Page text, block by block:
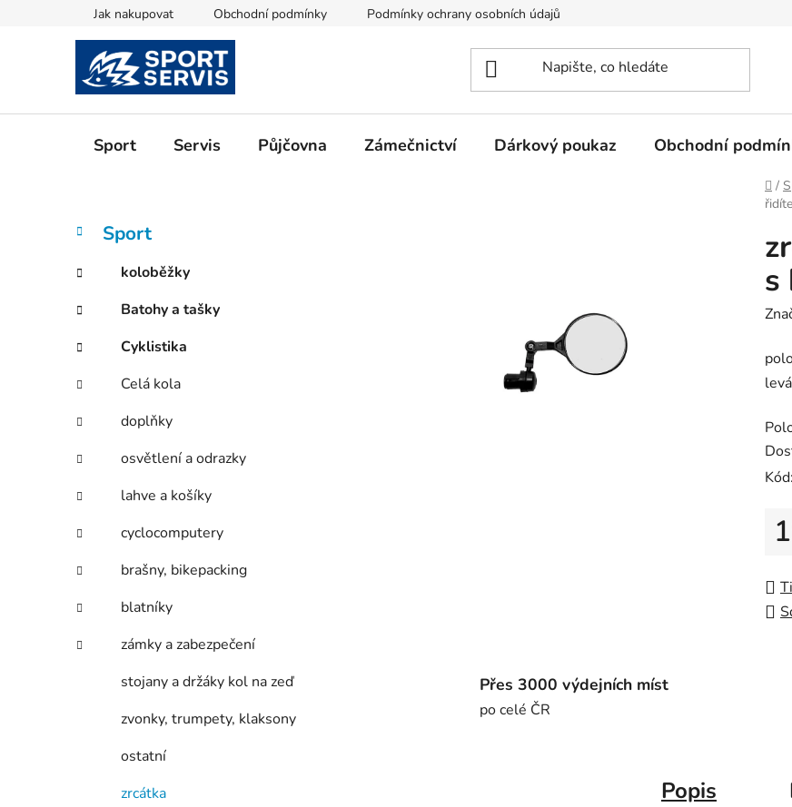
Jak nakupovat Obchodní podmínky Podmínky ochrany osobních údajů
Sport Servis Půjčovna Zámečnictví Dárkový poukaz Obchodní
/
P
s
r
a
n
í
a
e
l
Přeskočit
kategorie
K
a
e
g
o
r
e
Sport
koloběžky
Batohy a tašky
Cyklistika
Celá kola
doplňky
osvětlení a odrazky
lahve a košíky
cyclocomputery
brašny, bikepacking
blatníky
zámky a zabezpečení
stojany a držáky kol na zeď
zvonky, trumpety, klaksony
ostatní
zrcátka
s
Kód:
Přes 3000 výdejních míst
po celé ČR
Popis